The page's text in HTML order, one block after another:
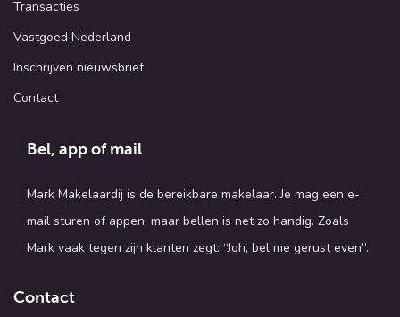
Transacties
Vastgoed Nederland
Inschrijven nieuwsbrief
Contact
Bel, app of mail
Mark Makelaardij is de bereikbare makelaar. Je mag een e-
mail sturen of appen, maar bellen is net zo handig. Zoals
Mark vaak tegen zijn klanten zegt: “Joh, bel me gerust even”.
Contact